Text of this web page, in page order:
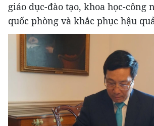
giáo dục-đào tạo, khoa học-công
quốc phòng và khắc phục hậu